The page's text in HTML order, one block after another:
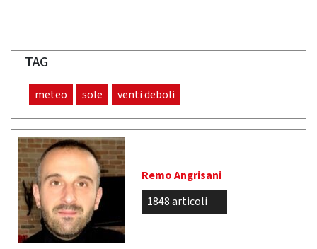
TAG
meteo sole venti deboli
Remo Angrisani
1848 articoli